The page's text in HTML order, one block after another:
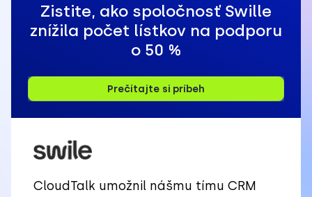
Zistite, ako spoločnosť Swille
znížila počet lístkov na podporu
o 50 %
Prečítajte si príbeh
CloudTalk umožnil nášmu tímu CRM